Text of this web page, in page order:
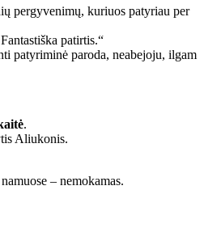
pergyvenimų, kuriuos patyriau per
patirtis.“
patyriminė paroda, neabejoju, ilgam
.
Aliukonis.
– nemokamas.